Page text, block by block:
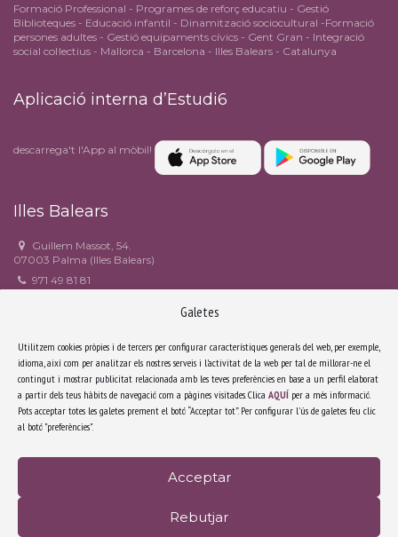
Galetes
Utilitzem cookies pròpies i de tercers per configurar característiques generals del web, per exemple,
idioma, així com per analitzar els nostres serveis i l'activitat de la web per tal de millorar-ne el
contingut i mostrar publicitat relacionada amb les teves preferències en base a un perfil elaborat
a partir dels teus hàbits de navegació com a pàgines visitades. Clica AQUÍ per a més informació.
Pots acceptar totes les galetes prement el botó “Acceptar tot”. Per configurar l'ús de galetes feu clic
al botó "preferències".
Acceptar
Rebutjar
Formació Professional - Programes de reforç educatiu - Gestió
Biblioteques - Educació infantil - Dinamització sociocultural -Formació
persones adultes - Gestió equipaments cívics - Gent Gran - Integració
social col·lectius - Mallorca - Barcelona - Illes Balears - Catalunya
Aplicació interna d’Estudi6
descarrega't l'App al mòbil!
Illes Balears
Guillem Massot, 54.
07003 Palma (Illes Balears)
971 49 81 81
Facebook
Catalunya
Riera Sant Miquel, 3, 3r 4a.
08006 Barcelona (Catalunya)
932 171 638
secretariabcn@estudi6.com